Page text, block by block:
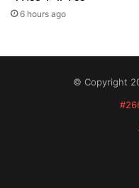
6 hours ago
© Copyright